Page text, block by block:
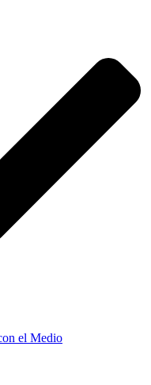
el Medio